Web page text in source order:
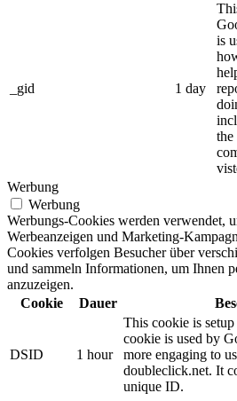
_gid 1 day
is
the
Werbung
Werbung
Werbungs-Cookies werden verwendet,
Werbeanzeigen und Marketing-
Cookies verfolgen Besucher über
und sammeln Informationen, um Ihnen
anzuzeigen.
Cookie
Dauer
DSID 1 hour
This cookie is
cookie is used by
more engaging to
doubleclick.net. It
unique ID.